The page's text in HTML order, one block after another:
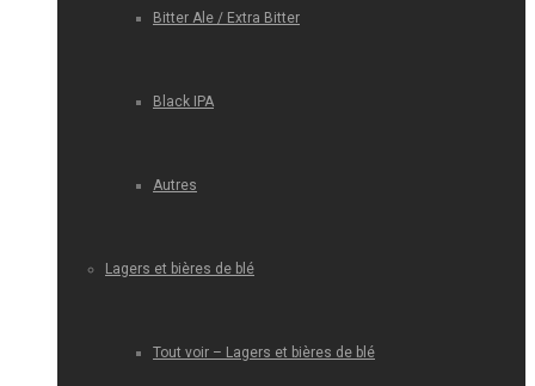
Bitter Ale / Extra Bitter
Black IPA
Autres
Lagers et bières de blé
Tout voir – Lagers et bières de blé